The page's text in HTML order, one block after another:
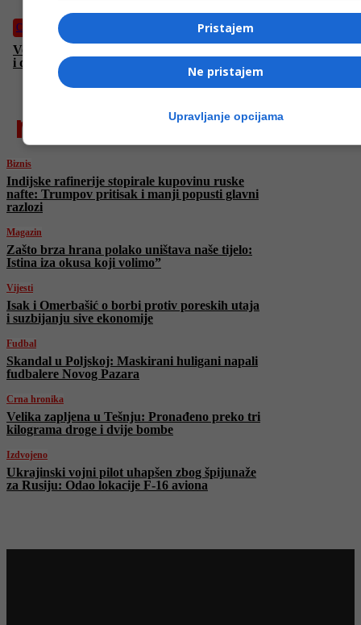
Crna hronika
Velika zapljena u Tešnju: Pronađeno preko tri kilograma droge
i dvije bombe
najnovije
Biznis
Indijske rafinerije stopirale kupovinu ruske
nafte: Trumpov pritisak i manji popusti glavni
razlozi
Magazin
Zašto brza hrana polako uništava naše tijelo:
Istina iza okusa koji volimo”
Vijesti
Isak i Omerbašić o borbi protiv poreskih utaja
i suzbijanju sive ekonomije
Fudbal
Skandal u Poljskoj: Maskirani huligani napali
fudbalere Novog Pazara
Crna hronika
Velika zapljena u Tešnju: Pronađeno preko tri
kilograma droge i dvije bombe
Izdvojeno
Ukrajinski vojni pilot uhapšen zbog špijunaže
za Rusiju: Odao lokacije F-16 aviona
Pristajem
Ne pristajem
Upravljanje opcijama